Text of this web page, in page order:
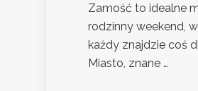
Zamość to idealne
rodzinny weekend,
każdy znajdzie coś
Miasto, znane …